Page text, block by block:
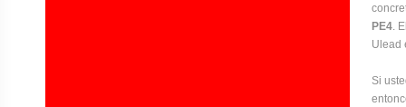
PE4.
Ulead
Si